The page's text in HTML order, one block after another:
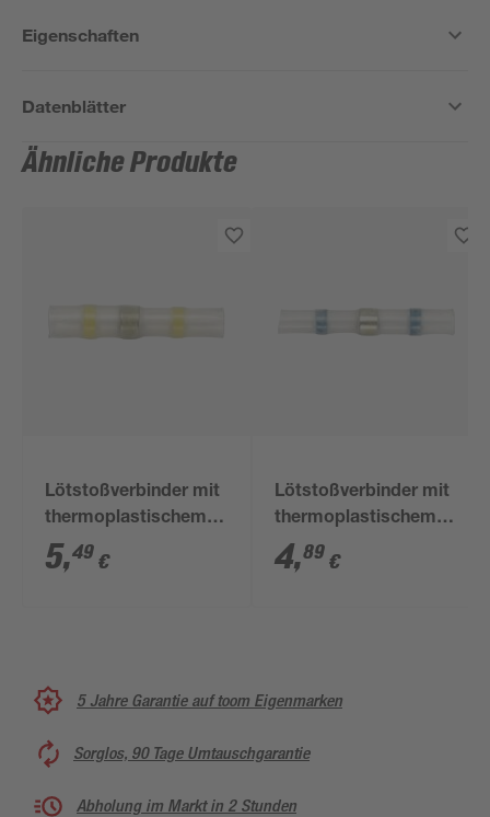
Eigenschaften
Datenblätter
Ähnliche Produkte
Lötstoßverbinder mit
thermoplastischem
Ring 4-6 mm² gelb, 2
Stück
5,49 €
Lötstoßverbinder mit
thermoplastischem
Ring 2-4 mm² blau, 2
Stück
4,89 €
5 Jahre Garantie auf toom Eigenmarken
Sorglos, 90 Tage Umtauschgarantie
Abholung im Markt in 2 Stunden